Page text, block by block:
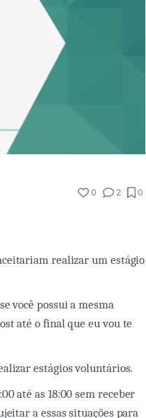
0 2 0
realizar um estágio
você possui a mesma
até o final que eu vou te
estágios voluntários.
até as 18:00 sem receber
a essas situações para